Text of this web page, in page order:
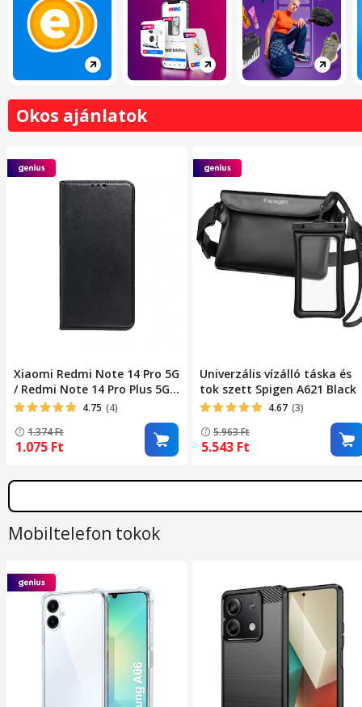
Okos ajánlatok
Xiaomi Redmi Note 14 Pro 5G
/ Redmi Note 14 Pro Plus 5G
kompatibilis telefontok,
könyvtok, bankkártyatartós,
mágneszáras, fekete, Smart
Magneto
4.75 (4)
1.374Ft
1.075 Ft
Univerzális vízálló táska és
tok szett Spigen A621 Black
4.67 (3)
5.963Ft
5.543 Ft
Mobiltelefon tokok